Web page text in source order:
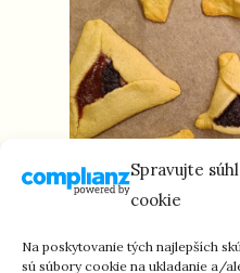
Spravujte
cookie
Na poskytovanie tých najlepších
sú súbory cookie na ukladanie a/
HAMANOVE UŠI –